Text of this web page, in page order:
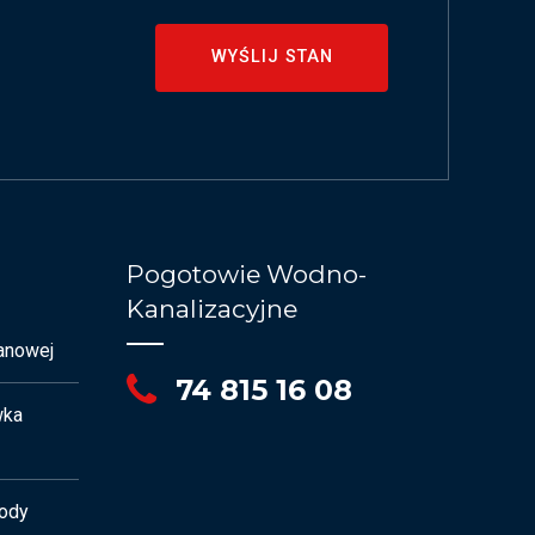
WYŚLIJ STAN
Pogotowie Wodno-
Kanalizacyjne
74 815 16 08